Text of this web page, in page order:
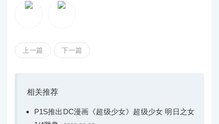
上一篇 下一篇
相关推荐
P1S推出DC漫画《超级少女》超级少女 明日之女